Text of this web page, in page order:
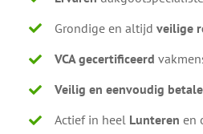
Grondige en altijdveilige
VCA gecertificeerd
Veilig en eenvoudig
Actief in heel Lunteren en